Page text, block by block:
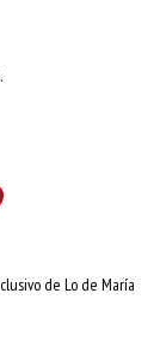
de Lo de María